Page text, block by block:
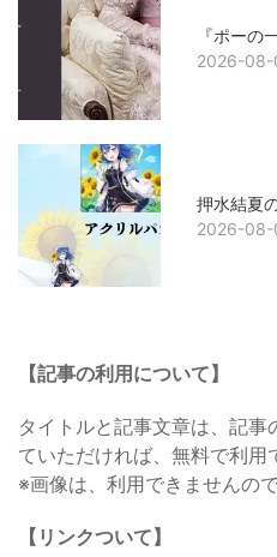
『ポーの
2026-08-
押水結夏
2026-
【記事の利用について】
タイトルと記事文章は、記
ていただければ、無料で利用
※画像は、利用できませんの
【リンクついて】